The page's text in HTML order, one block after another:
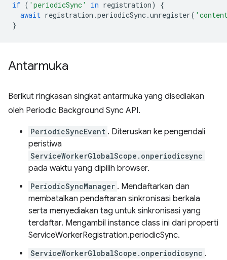
if ( 'periodicSync' in registration)
{
await registration .periodicSync.unregister(
}
Antarmuka
Berikut ringkasan singkat antarmuka yang disediakan
oleh Periodic Background Sync API.
PeriodicSyncEvent . Diteruskan ke pengendali
peristiwa
ServiceWorkerGlobalScope.onperiodicsync
pada waktu yang dipilih browser.
PeriodicSyncManager . Mendaftarkan dan
membatalkan pendaftaran sinkronisasi berkala
serta menyediakan tag untuk sinkronisasi yang
terdaftar. Mengambil instance class ini dari properti
ServiceWorkerRegistration.periodicSync.
ServiceWorkerGlobalScope.onperiodicsync .